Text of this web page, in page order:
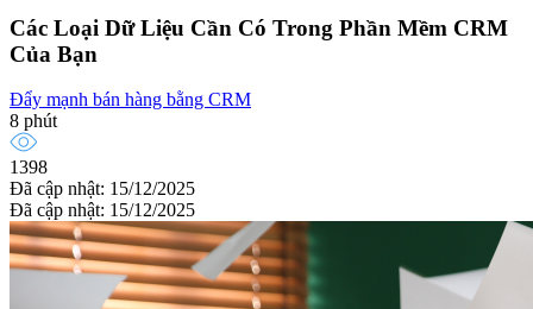
Các Loại Dữ Liệu Cần Có Trong Phần Mềm CRM
Của Bạn
Đẩy mạnh bán hàng bằng CRM
8 phút
1398
Đã cập nhật: 15/12/2025
Đã cập nhật: 15/12/2025